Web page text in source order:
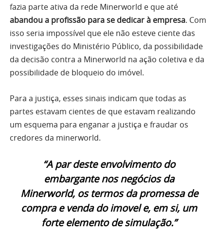
fazia parte ativa da rede Minerworld e que até
abandou a profissão para se dedicar à empresa. Com
isso seria impossível que ele não esteve ciente das
investigações do Ministério Público, da possibilidade
da decisão contra a Minerworld na ação coletiva e da
possibilidade de bloqueio do imóvel.
Para a justiça, esses sinais indicam que todas as
partes estavam cientes de que estavam realizando
um esquema para enganar a justiça e fraudar os
credores da minerworld.
“A par deste envolvimento do
embargante nos negócios da
Minerworld, os termos da promessa de
compra e venda do imovel e, em si, um
forte elemento de simulação.”